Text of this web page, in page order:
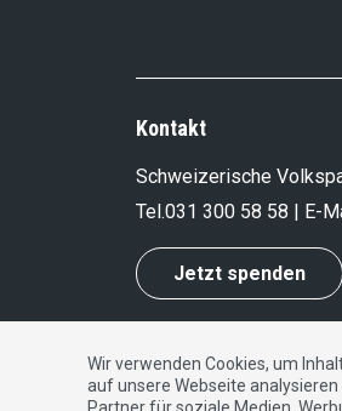
Kontakt
Schweizerische
Tel.031 300 58 58 | E-
Jetzt spenden
Impressum|
Wir verwenden Cookies, um
auf unsere Webseite